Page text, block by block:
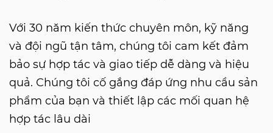
Với 30 năm kiến ​​thức chuyên môn, kỹ năng
và đội ngũ tận tâm, chúng tôi cam kết đảm
bảo sự hợp tác và giao tiếp dễ dàng và hiệu
quả. Chúng tôi cố gắng đáp ứng nhu cầu sản
phẩm của bạn và thiết lập các mối quan hệ
hợp tác lâu dài